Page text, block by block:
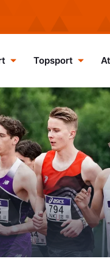
Topsport